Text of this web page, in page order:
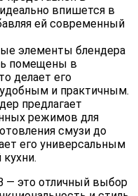
впишется в
ей современный
элементы блендера
помещены в
делает его
и практичным.
предлагает
режимов для
смузи до
его универсальным
— это отличный выбор